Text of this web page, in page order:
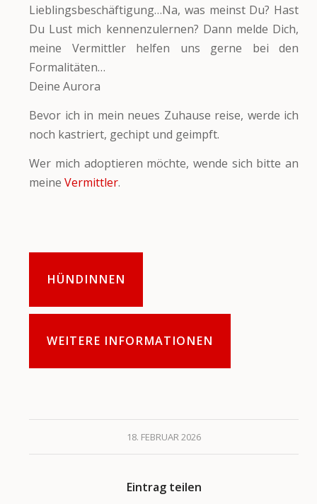
Lieblingsbeschäftigung…Na, was meinst Du? Hast
Du Lust mich kennenzulernen? Dann melde Dich,
meine Vermittler helfen uns gerne bei den
Formalitäten…
Deine Aurora
Bevor ich in mein neues Zuhause reise, werde ich
noch kastriert, gechipt und geimpft.
Wer mich adoptieren möchte, wende sich bitte an
meineVermittler.
HÜNDINNEN
WEITERE INFORMATIONEN
18. FEBRUAR 2026
Eintrag teilen